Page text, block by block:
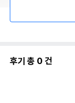
후기 총 0 건